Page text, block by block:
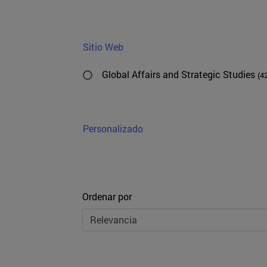
Sitio Web
Global Affairs and Strategic Studies
Personalizado
Ordenar
Ordenar por